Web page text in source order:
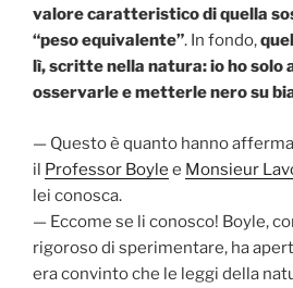
valore caratteristico di quella
“peso equivalente”. In fondo,
lì, scritte nella natura: io ho solo
osservarle e metterle nero su
— Questo è quanto hanno
il Professor Boyle e Monsieur
lei conosca.
— Eccome se li conosco! Boyle,
rigoroso di sperimentare, ha
era convinto che le leggi della